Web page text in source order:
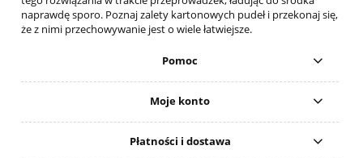
naprawdę sporo. Poznaj zalety kartonowych pudeł i przekonaj się,
że z nimi przechowywanie jest o wiele łatwiejsze.
Pomoc
Moje konto
Płatności i dostawa